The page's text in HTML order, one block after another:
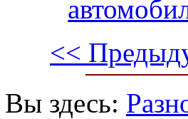
<<
Вы здесь: